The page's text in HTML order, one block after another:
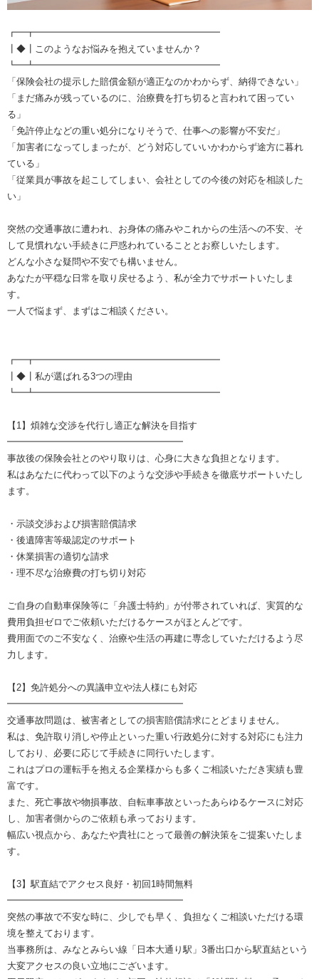
┏━┳━━━━━━━━━━━━━━━━━━━━
┃◆┃このようなお悩みを抱えていませんか？
┗━┻━━━━━━━━━━━━━━━━━━━━
「保険会社の提示した賠償金額が適正なのかわからず、納得できない」
「まだ痛みが残っているのに、治療費を打ち切ると言われて困ってい
る」
「免許停止などの重い処分になりそうで、仕事への影響が不安だ」
「加害者になってしまったが、どう対応していいかわからず途方に暮れ
ている」
「従業員が事故を起こしてしまい、会社としての今後の対応を相談した
い」
突然の交通事故に遭われ、お身体の痛みやこれからの生活への不安、そ
して見慣れない手続きに戸惑われていることとお察しいたします。
どんな小さな疑問や不安でも構いません。
あなたが平穏な日常を取り戻せるよう、私が全力でサポートいたしま
す。
一人で悩まず、まずはご相談ください。
┏━┳━━━━━━━━━━━━━━━━━━━━
┃◆┃私が選ばれる3つの理由
┗━┻━━━━━━━━━━━━━━━━━━━━
【1】煩雑な交渉を代行し適正な解決を目指す
━━━━━━━━━━━━━━━━━━━
事故後の保険会社とのやり取りは、心身に大きな負担となります。
私はあなたに代わって以下のような交渉や手続きを徹底サポートいたし
ます。
・示談交渉および損害賠償請求
・後遺障害等級認定のサポート
・休業損害の適切な請求
・理不尽な治療費の打ち切り対応
ご自身の自動車保険等に「弁護士特約」が付帯されていれば、実質的な
費用負担ゼロでご依頼いただけるケースがほとんどです。
費用面でのご不安なく、治療や生活の再建に専念していただけるよう尽
力します。
【2】免許処分への異議申立や法人様にも対応
━━━━━━━━━━━━━━━━━━━
交通事故問題は、被害者としての損害賠償請求にとどまりません。
私は、免許取り消しや停止といった重い行政処分に対する対応にも注力
しており、必要に応じて手続きに同行いたします。
これはプロの運転手を抱える企業様からも多くご相談いただき実績も豊
富です。
また、死亡事故や物損事故、自転車事故といったあらゆるケースに対応
し、加害者側からのご依頼も承っております。
幅広い視点から、あなたや貴社にとって最善の解決策をご提案いたしま
す。
【3】駅直結でアクセス良好・初回1時間無料
━━━━━━━━━━━━━━━━━━━
突然の事故で不安な時に、少しでも早く、負担なくご相談いただける環
境を整えております。
当事務所は、みなとみらい線「日本大通り駅」3番出口から駅直結という
大変アクセスの良い立地にございます。